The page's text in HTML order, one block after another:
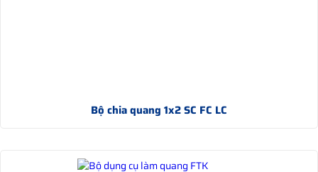
Bộ chia quang 1x2 SC FC LC